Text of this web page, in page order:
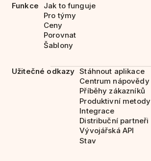
Funkce
Jak to funguje
Pro týmy
Ceny
Porovnat
Šablony
Užitečné odkazy Stáhnout aplikace
Centrum nápovědy
Příběhy zákazníků
Produktivní metody
Integrace
Distribuční partneři
Vývojářská API
Stav